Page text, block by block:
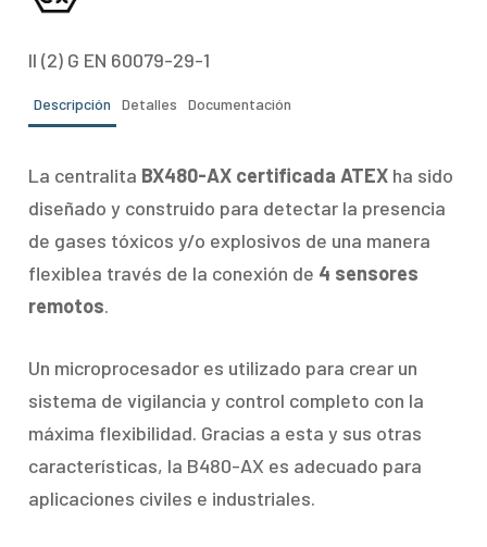
II (2) G EN 60079-29-1
Descripción Detalles Documentación
La centralita BX480-AX certificada ATEXha sido
diseñado y construido para detectar la presencia
de gases tóxicos y/o explosivos de una manera
flexiblea través de la conexión de 4 sensores
remotos.
Un microprocesador es utilizado para crear un
sistema de vigilancia y control completo con la
máxima flexibilidad. Gracias a esta y sus otras
características, la B480-AX es adecuado para
aplicaciones civiles e industriales.